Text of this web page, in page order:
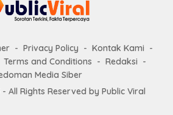
Privacy Policy
Kontak Kami
Terms and Conditions
Redaksi
Media Siber
All Rights Reserved by Public Viral